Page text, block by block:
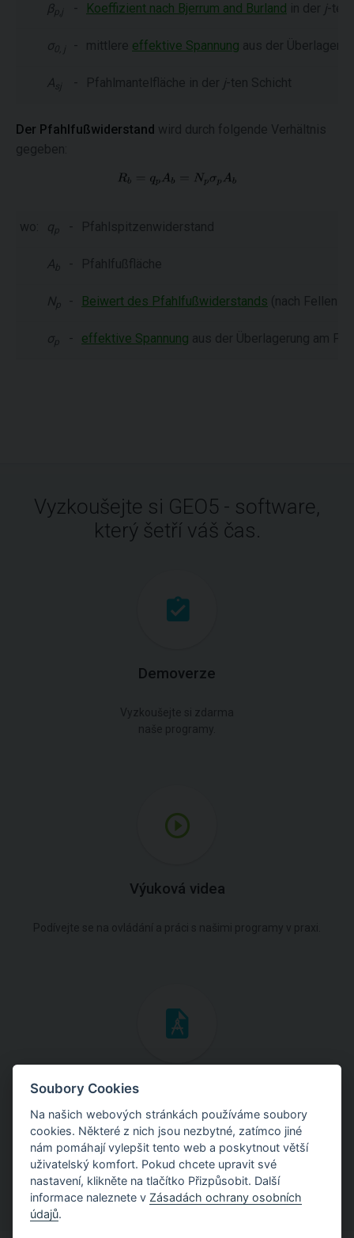
βp,j - Koeffizient nach Bjerrum and Burland in der j-ten
σ 0, j - mittlere effektive Spannung aus der
Asj - Pfahlmantelfläche in der j-ten Schicht
Der Pfahlfußwiderstand wird durch folgende Verhältnis
gegeben:
wo: qp - Pfahlspitzenwiderstand
A b - Pfahlfußfläche
Np - Beiwert des Pfahlfußwiderstands (nach
σp - effektive Spannung aus der Überlagerung am
Vyzkoušejte si GEO5 - software,
který šetří váš čas.
Demoverze
Vyzkoušejte si zdarma
naše programy.
Výuková videa
Podívejte se na ovládání a práci s našimi programy v praxi.
Inženýrské manuály
Stáhněte si manuály s teoretickými i praktickými ukázkami
použití programů.
Soubory Cookies
Na našich webových stránkách používáme soubory
cookies. Některé z nich jsou nezbytné, zatímco jiné
nám pomáhají vylepšit tento web a poskytnout větší
uživatelský komfort. Pokud chcete upravit své
nastavení, klikněte na tlačítko Přizpůsobit. Další
informace naleznete v Zásadách ochrany osobních
údajů.